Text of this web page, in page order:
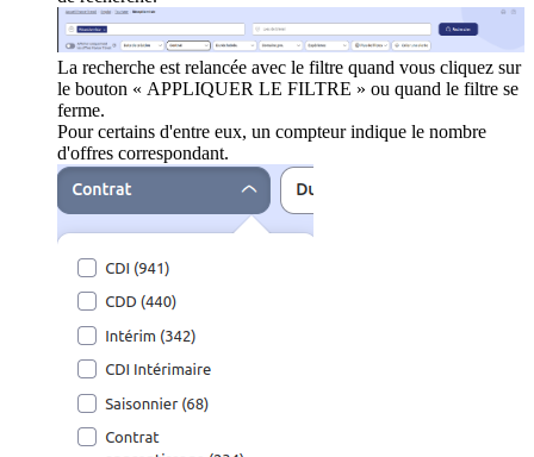
La recherche est relancée avec le filtre quand vous cliquez sur
le bouton « APPLIQUER LE FILTRE » ou quand le filtre se
ferme.
Pour certains d'entre eux, un compteur indique le nombre
d'offres correspondant.